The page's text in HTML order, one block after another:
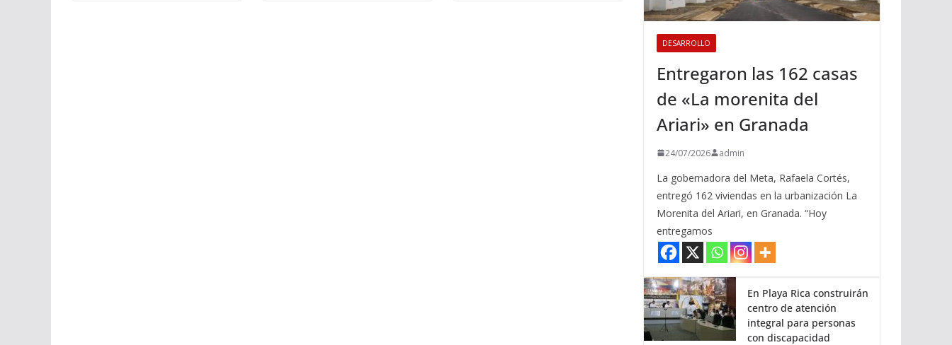
DESARROLLO
Entregaron las 162 casas
de «La morenita del
Ariari» en Granada
24/07/2026 admin
La gobernadora del Meta, Rafaela Cortés,
entregó 162 viviendas en la urbanización La
Morenita del Ariari, en Granada. “Hoy
entregamos
En Playa Rica construirán
centro de atención
integral para personas
con discapacidad